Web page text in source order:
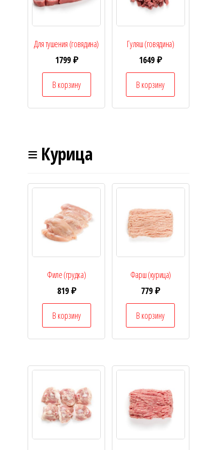
Для тушения (говядина)
1799 ₽
В корзину
Гуляш (говядина)
1649₽
В корзину
≡ Курица
Филе (грудка)
819 ₽
В корзину
Фарш (курица)
779₽
В корзину